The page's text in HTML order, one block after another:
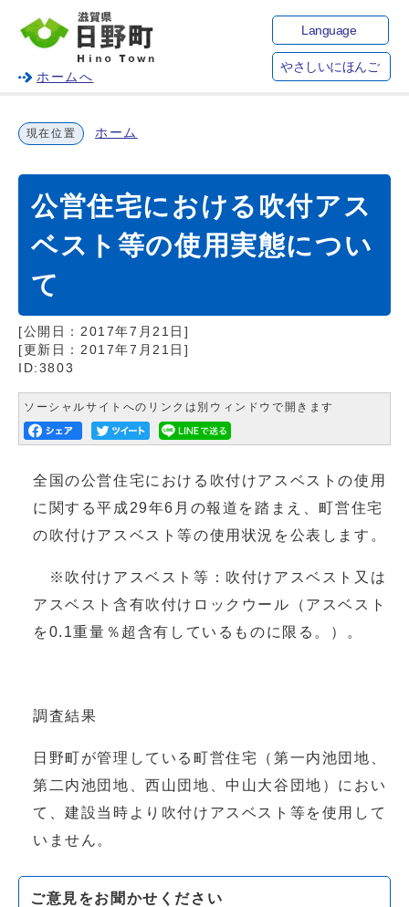
ホームへ
Language
やさしいにほんご
現在位置 ホーム
公営住宅における吹付アス
ベスト等の使用実態につい
て
[公開日： 2017年7月21日 ]
[更新日： 2017年7月21日 ]
ID:3803
ソーシャルサイトへのリンクは別ウィンドウで開きます
全国の公営住宅における吹付けアスベストの使用
に関する平成29年6月の報道を踏まえ、町営住宅
の吹付けアスベスト等の使用状況を公表します。
※吹付けアスベスト等：吹付けアスベスト又は
アスベスト含有吹付けロックウール（アスベスト
を0.1重量％超含有しているものに限る。）。
調査結果
日野町が管理している町営住宅（第一内池団地、
第二内池団地、西山団地、中山大谷団地）におい
て、建設当時より吹付けアスベスト等を使用して
いません。
ご意見をお聞かせください